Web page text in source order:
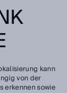
S
kann
von der
erkennen sowie